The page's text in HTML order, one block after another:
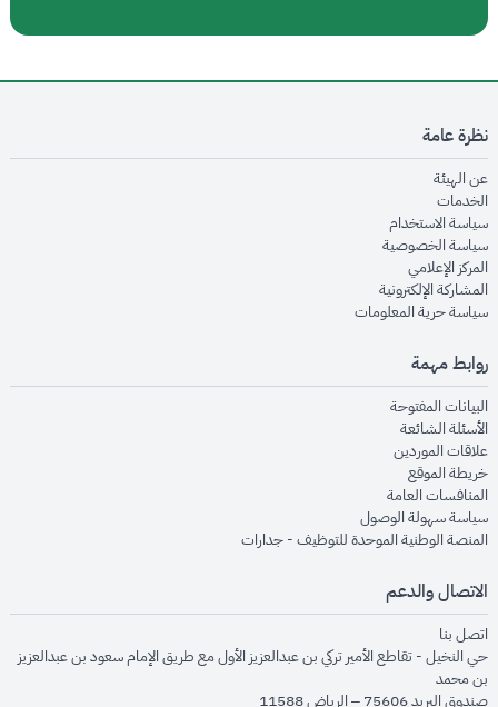
نظرة عامة
عن الهيئةopens in new window
الخدماتopens in new window
سياسة الاستخدام
سياسة الخصوصيةopens in new window
المركز الإعلاميopens in new window
المشاركة الإلكترونيةopens in new window
سياسة حرية المعلوماتopens in new window
روابط مهمة
البيانات المفتوحةopens in new window
الأسئلة الشائعةopens in new window
علاقات الموردينopens in new window
خريطة الموقعopens in new window
المنافسات العامةopens in new window
سياسة سهولة الوصولopens in new window
المنصة الوطنية الموحدة للتوظيف - جداراتopens in new window
الاتصال والدعم
اتصل بنا
حي النخيل - تقاطع الأمير تركي بن عبدالعزيز الأول مع طريق الإمام سعود بن عبدالعزيز
بن محمد
صندوق البريد 75606 – الرياض 11588